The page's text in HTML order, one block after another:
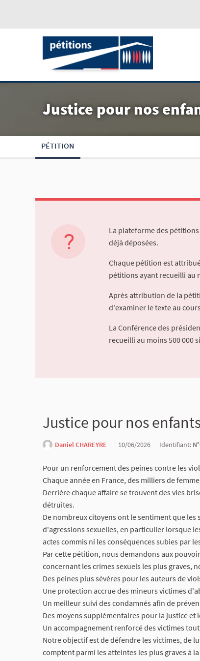
Justice pour nos
PÉTITION
La plateforme des
déjà déposées.
Chaque pétition est
pétitions ayant recueilli au
Après attribution de la
d'examiner le texte au
La Conférence des
recueilli au moins 500 000
Justice pour nos
Daniel CHAREYRE 10/06/2026 Identifiant:
Pour un renforcement des peines contre les
Chaque année en France, des milliers de
Derrière chaque affaire se trouvent des vies
détruites.
De nombreux citoyens ont le sentiment que
d'agressions sexuelles, en particulier lorsque
actes commis ni les conséquences subies par
Par cette pétition, nous demandons aux
concernant les crimes sexuels les plus graves,
Des peines plus sévères pour les auteurs de
Une protection accrue des mineurs victimes
Un meilleur suivi des condamnés afin de
Des moyens supplémentaires pour la justice
Un accompagnement renforcé des victimes
Notre objectif est de défendre les victimes, de
comptent parmi les atteintes les plus graves à